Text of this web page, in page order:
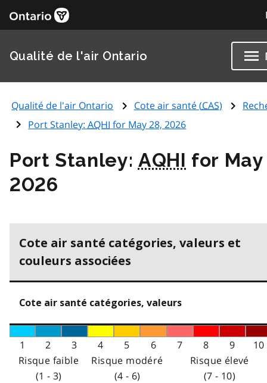
Qualité de l'air Ontario
Qualité de l'air Ontario Cote air santé (CAS)
Port Stanley:AQHI for May 28, 2026
Port Stanley: AQHI for
2026
Cote air santé catégories, valeurs et
couleurs associées
Cote air santé catégories, valeurs
1 2 3 4 5 6 7 8 9
10
Risque faible
(1 - 3)
Risque modéré
(4 - 6)
Risque élevé
(7 - 10)